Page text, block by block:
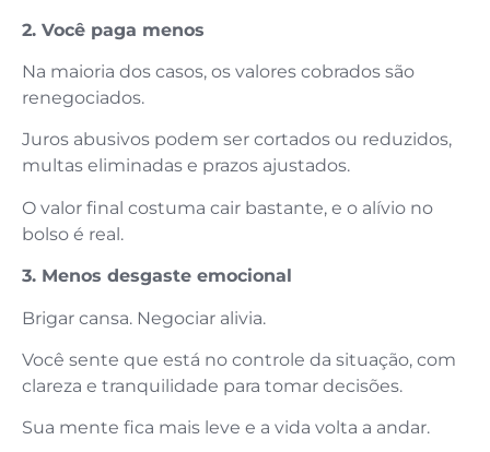
2. Você paga menos
Na maioria dos casos, os valores cobrados são
renegociados.
Juros abusivos podem ser cortados ou reduzidos,
multas eliminadas e prazos ajustados.
O valor final costuma cair bastante, e o alívio no
bolso é real.
3. Menos desgaste emocional
Brigar cansa. Negociar alivia.
Você sente que está no controle da situação, com
clareza e tranquilidade para tomar decisões.
Sua mente fica mais leve e a vida volta a andar.